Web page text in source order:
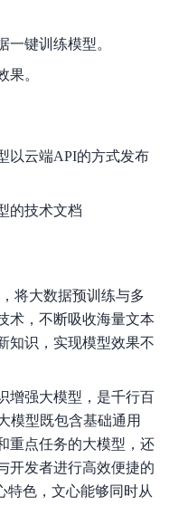
键训练模型。
果。
以云端API的方式发布
的技术文档
，将大数据预训练与多
术，不断吸收海量文本
知识，实现模型效果不
增强大模型，是千行百
模型既包含基础通用
重点任务的大模型，还
开发者进行高效便捷的
特色，文心能够同时从